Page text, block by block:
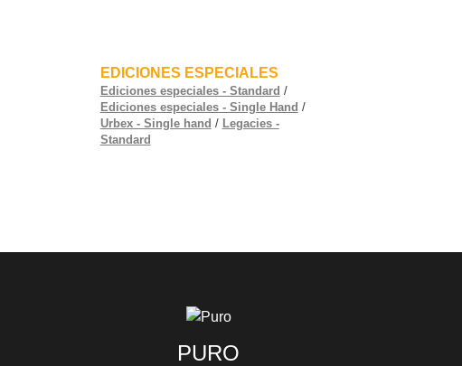
EDICIONES ESPECIALES
Ediciones especiales - Standard /
Ediciones especiales - Single Hand /
Urbex - Single hand / Legacies -
Standard
PURO